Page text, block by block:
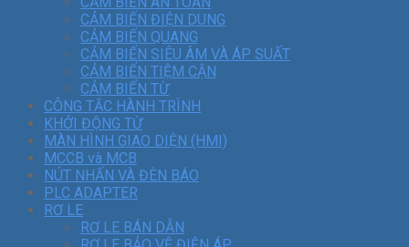
CẢM BIẾN ĐIỆN DUNG
CẢM BIẾN QUANG
CẢM BIẾN SIÊU ÂM VÀ ÁP SUẤT
CẢM BIẾN TIỆM CẬN
CẢM BIẾN TỪ
CÔNG TẮC HÀNH TRÌNH
KHỞI ĐỘNG TỪ
MÀN HÌNH GIAO DIỆN (HMI)
MCCB và MCB
NÚT NHẤN VÀ ĐÈN BÁO
PLC ADAPTER
RƠ LE
RƠ LE BÁN DẪN